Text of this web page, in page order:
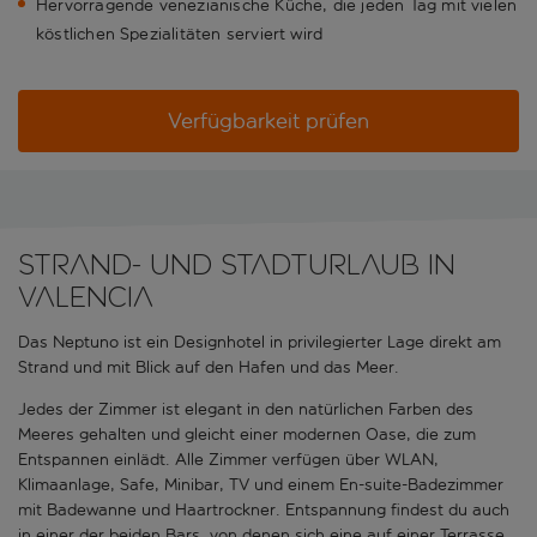
Hervorragende venezianische Küche, die jeden Tag mit vielen
köstlichen Spezialitäten serviert wird
Verfügbarkeit prüfen
Strand- und Stadturlaub in
Valencia
Das Neptuno ist ein Designhotel in privilegierter Lage direkt am
Strand und mit Blick auf den Hafen und das Meer.
Jedes der Zimmer ist elegant in den natürlichen Farben des
Meeres gehalten und gleicht einer modernen Oase, die zum
Entspannen einlädt. Alle Zimmer verfügen über WLAN,
Klimaanlage, Safe, Minibar, TV und einem En-suite-Badezimmer
mit Badewanne und Haartrockner. Entspannung findest du auch